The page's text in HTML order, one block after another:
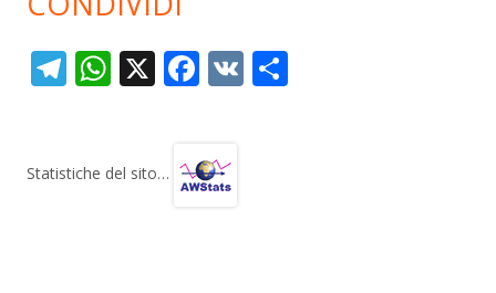
T
gr
W
s
X F
b
V
Statistiche del sito…